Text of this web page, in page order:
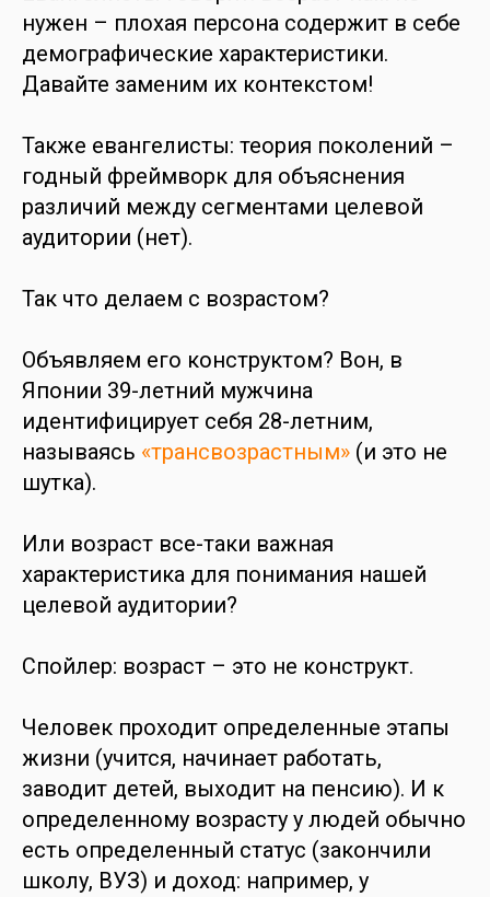
нужен – плохая персона содержит в себе
демографические характеристики.
Давайте заменим их контекстом!
Также евангелисты: теория поколений –
годный фреймворк для объяснения
различий между сегментами целевой
аудитории (нет).
Так что делаем с возрастом?
Объявляем его конструктом? Вон, в
Японии 39-летний мужчина
идентифицирует себя 28-летним,
называясь «трансвозрастным» (и это не
шутка).
Или возраст все-таки важная
характеристика для понимания нашей
целевой аудитории?
Спойлер: возраст – это не конструкт.
Человек проходит определенные этапы
жизни (учится, начинает работать,
заводит детей, выходит на пенсию). И к
определенному возрасту у людей обычно
есть определенный статус (закончили
школу, ВУЗ) и доход: например, у